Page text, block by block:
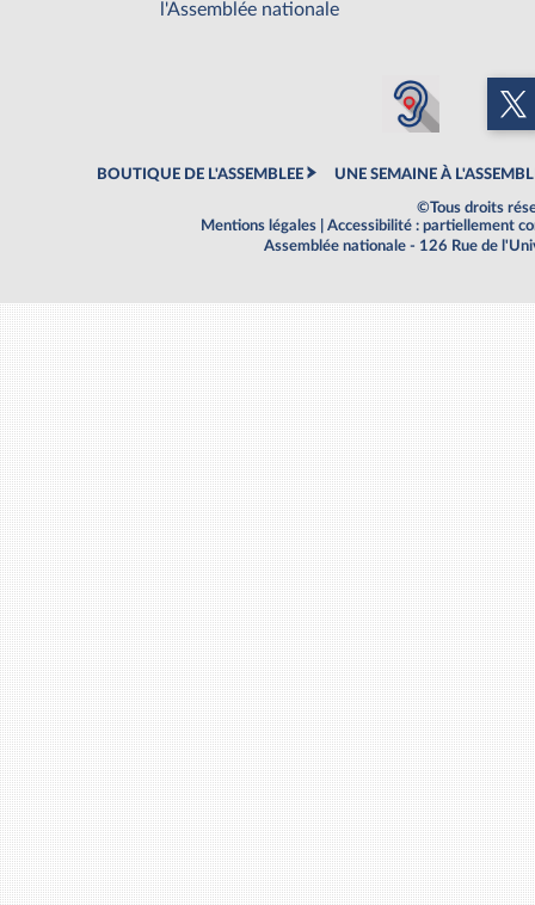
l'Assemblée nationale
BOUTIQUE DE L'ASSEMBLEE UNE SEMAINE À
©Tous droits
Mentions légales
Accessibilité : partiellement
Assemblée nationale - 126 Rue de